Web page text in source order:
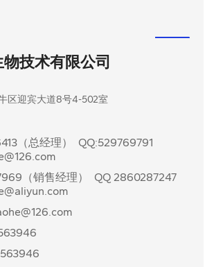
技术有限公司
区迎宾大道8号4-502室
（总经理） QQ:529769791
（销售经理） QQ 2860287247